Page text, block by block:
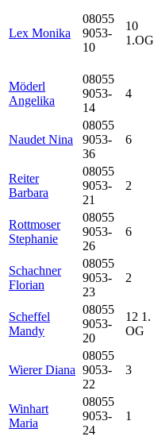
Lex Monika
08055
9053-
10
10
1.OG
Möderl
Angelika
08055
9053-
14
4
Naudet Nina
08055
9053-
36
6
Reiter
Barbara
08055
9053-
21
2
Rottmoser
Stephanie
08055
9053-
26
6
Schachner
Florian
08055
9053-
23
2
Scheffel
Mandy
08055
9053-
20
12 1.
OG
Wierer Diana
08055
9053-
22
3
Winhart
Maria
08055
9053-
24
1